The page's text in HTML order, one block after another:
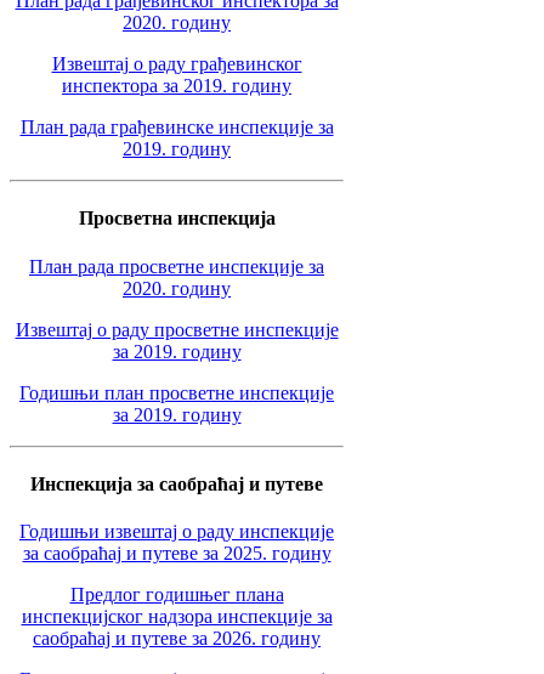
2020. годину
Извештај о раду грађевинског
инспектора за 2019. годину
План рада грађевинске инспекције за
2019. годину
Просветна инспекција
План рада просветне инспекције за
2020. годину
Извештај о раду просветне инспекције
за 2019. годину
Годишњи план просветне инспекције
за 2019. годину
Инспекција за саобраћај и путеве
Годишњи извештај о раду инспекције
за саобраћај и путеве за 2025. годину
Предлог годишњег плана
инспекцијског надзора инспекције за
саобраћај и путеве за 2026. годину